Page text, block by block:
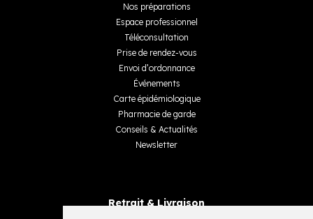
Nos préparations
Espace professionnel
Téléconsultation
Prise de rendez-vous
Envoi d’ordonnance
Événements
Carte épidémiologique
Pharmacie de garde
Conseils & Actualités
Newsletter
Retrait & Livraison